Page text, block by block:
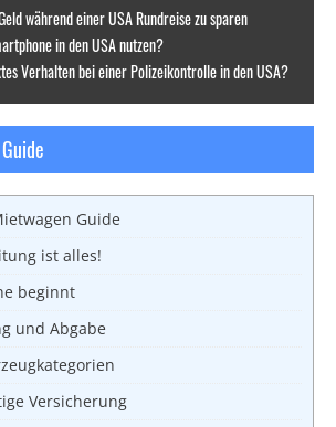
während einer USA Rundreise zu sparen
in den USA nutzen?
Verhalten bei einer Polizeikontrolle in den USA?
Guide
ist alles!
beginnt
und Abgabe
Versicherung